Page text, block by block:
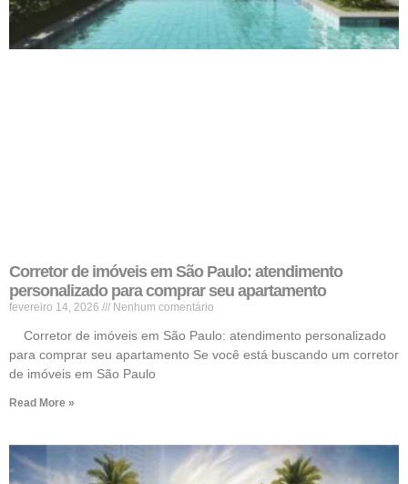
Corretor de imóveis em São Paulo: atendimento
personalizado para comprar seu apartamento
fevereiro 14, 2026 Nenhum comentário
Corretor de imóveis em São Paulo: atendimento personalizado
para comprar seu apartamento Se você está buscando um corretor
de imóveis em São Paulo
Read More »